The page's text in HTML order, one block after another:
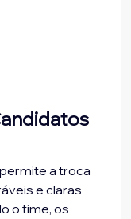
a troca
e claras
o time, os